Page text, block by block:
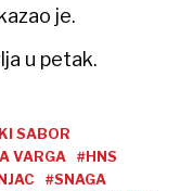
je.
u petak.
SABOR
VARGA
#HNS
#SNAGA